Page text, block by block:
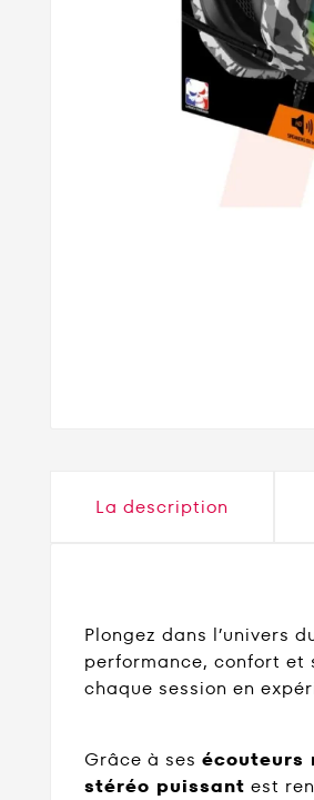
La description
Plongez dans l’univers
performance, confort
chaque session en
Grâce à ses écouteurs
stéréo puissant est